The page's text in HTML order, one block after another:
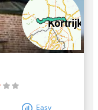
Easy